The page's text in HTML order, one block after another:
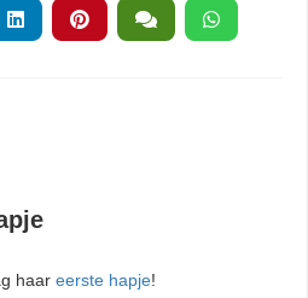
haar eerste hapje!